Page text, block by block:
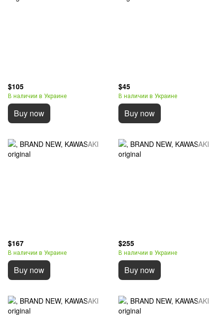
$105
В наличии в Украине
Buy now
$45
В наличии в Украине
Buy now
$167
В наличии в Украине
Buy now
$255
В наличии в Украине
Buy now